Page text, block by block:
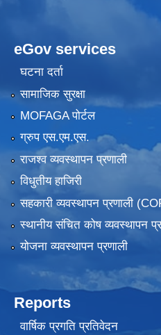
eGov services
घटना दर्ता
सामाजिक सुरक्षा
MOFAGA पोर्टल
ग्रुप एस.एम.एस.
राजश्व व्यवस्थापन प्रणाली
विधुतीय हाजिरी
सहकारी व्यवस्थापन प्रणाली
स्थानीय संचित कोष व्यवस्थापन
योजना व्यवस्थापन प्रणाली
Reports
वार्षिक प्रगति प्रतिवेदन